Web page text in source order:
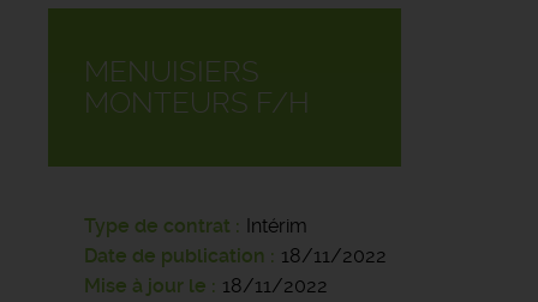
MENUISIERS
MONTEURS F/H
Type de contrat
Intérim
Date de publication
18/11/2022
Mise à jour le
18/11/2022